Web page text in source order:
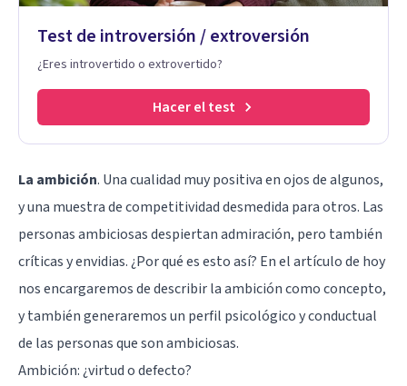
Test de introversión / extroversión
¿Eres introvertido o extrovertido?
Hacer el test
La ambición. Una cualidad muy positiva en ojos de algunos,
y una muestra de competitividad desmedida para otros. Las
personas ambiciosas despiertan admiración, pero también
críticas y envidias. ¿Por qué es esto así? En el artículo de hoy
nos encargaremos de describir la ambición como concepto,
y también generaremos un perfil psicológico y conductual
de las personas que son ambiciosas.
Ambición: ¿virtud o defecto?